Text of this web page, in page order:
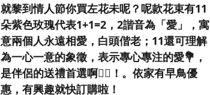
就黎到情人節你買左花未呢？呢款花束有11
朵紫色玫瑰代表1+1=2，2諧音為「愛」，寓
意兩個人永遠相愛，白頭偕老；11還可理解
為一心一意的象徵，表示專心專注的愛💐，
是伴侶的送禮首選啊👍🏻！。依家有早鳥優
惠，有興趣就快訂購啦！